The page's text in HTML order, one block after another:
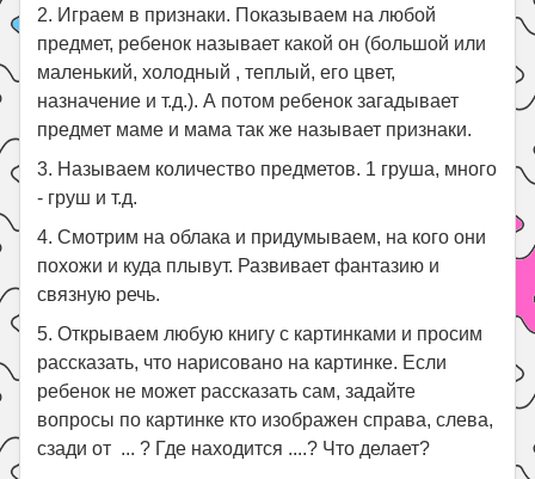
2. Играем в признаки. Показываем на любой
предмет, ребенок называет какой он (большой или
маленький, холодный , теплый, его цвет,
назначение и т.д.). А потом ребенок загадывает
предмет маме и мама так же называет признаки.
3. Называем количество предметов. 1 груша, много
- груш и т.д.
4. Смотрим на облака и придумываем, на кого они
похожи и куда плывут. Развивает фантазию и
связную речь.
5. Открываем любую книгу с картинками и просим
рассказать, что нарисовано на картинке. Если
ребенок не может рассказать сам, задайте
вопросы по картинке кто изображен справа, слева,
сзади от ... ? Где находится ....? Что делает?